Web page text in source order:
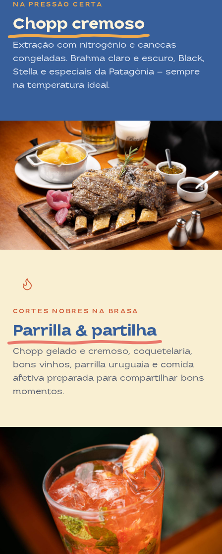
NA PRESSÃO CERTA
Chopp cremoso
Extração com nitrogênio e canecas
congeladas. Brahma claro e escuro, Black,
Stella e especiais da Patagônia — sempre
na temperatura ideal.
CORTES NOBRES NA BRASA
Parrilla & partilha
Chopp gelado e cremoso, coquetelaria,
bons vinhos, parrilla uruguaia e comida
afetiva preparada para compartilhar bons
momentos.